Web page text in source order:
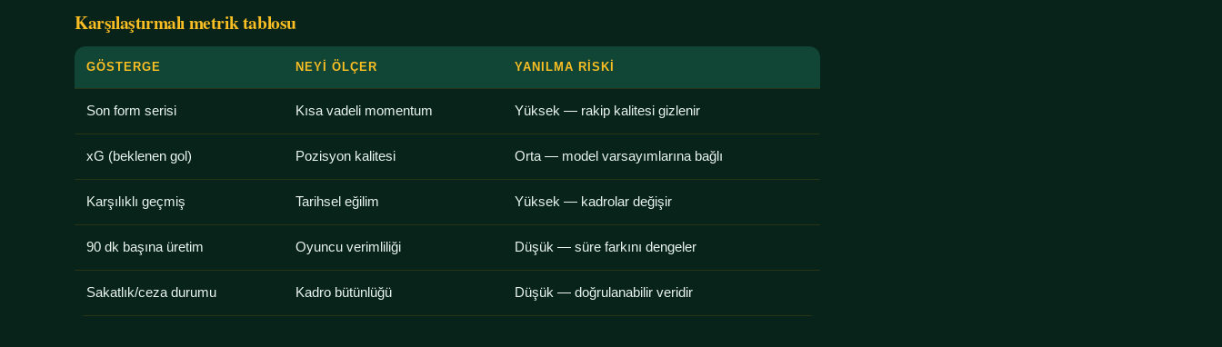
Karşılaştırmalı metrik tablosu
GÖSTERGE NEYI ÖLÇER YANILMA RISKI
Son form serisi Kısa vadeli momentum Yüksek — rakip kalitesi gizlenir
xG (beklenen gol) Pozisyon kalitesi Orta — model varsayımlarına bağlı
Karşılıklı geçmiş Tarihsel eğilim Yüksek — kadrolar değişir
90 dk başına üretim Oyuncu verimliliği Düşük — süre farkını dengeler
Sakatlık/ceza durumu Kadro bütünlüğü Düşük — doğrulanabilir veridir